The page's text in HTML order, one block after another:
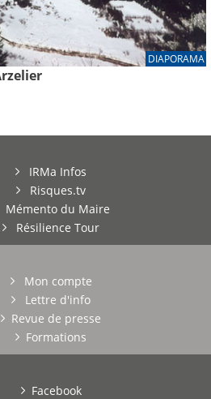
DIAPORAMA
IRMa Infos
Risques.tv
Mémento du Maire
Résilience Tour
Mon compte
Lettre d'info
Revue de presse
Formations
Facebook